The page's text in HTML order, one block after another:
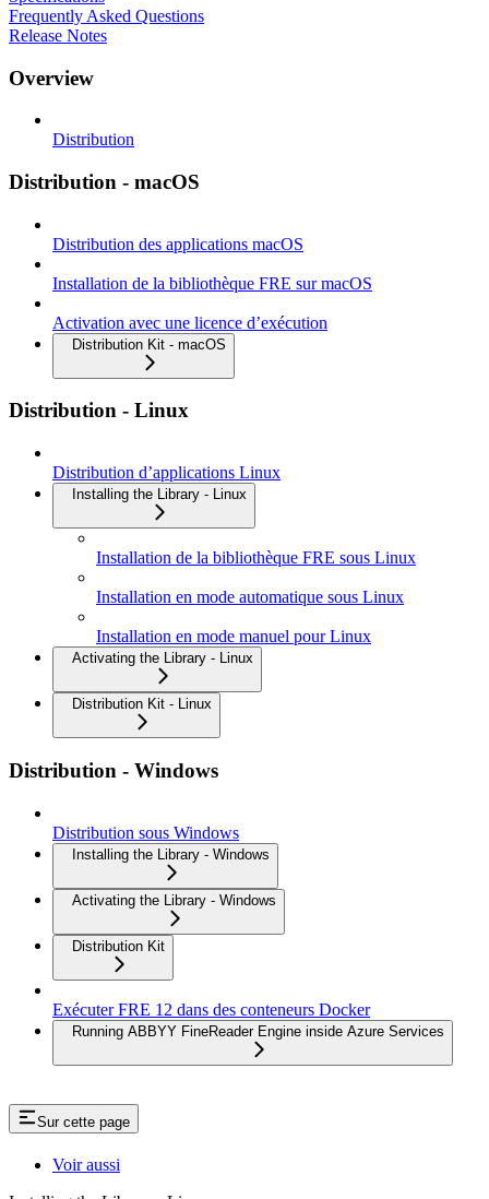
Frequently Asked Questions
Release Notes
Overview
Distribution
Distribution - macOS
Distribution des applications macOS
Installation de la bibliothèque FRE sur macOS
Activation avec une licence d’exécution
Distribution Kit - macOS
Distribution - Linux
Distribution d’applications Linux
Installing the Library - Linux
Installation de la bibliothèque FRE sous Linux
Installation en mode automatique sous Linux
Installation en mode manuel pour Linux
Activating the Library - Linux
Distribution Kit - Linux
Distribution - Windows
Distribution sous Windows
Installing the Library - Windows
Activating the Library - Windows
Distribution Kit
Exécuter FRE 12 dans des conteneurs Docker
Running ABBYY FineReader Engine inside Azure Services
Sur cette page
Voir aussi